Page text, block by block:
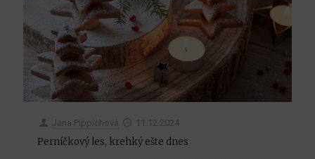
Jana Pippichová 11.12.2024
Perníčkový les, krehký ešte dnes